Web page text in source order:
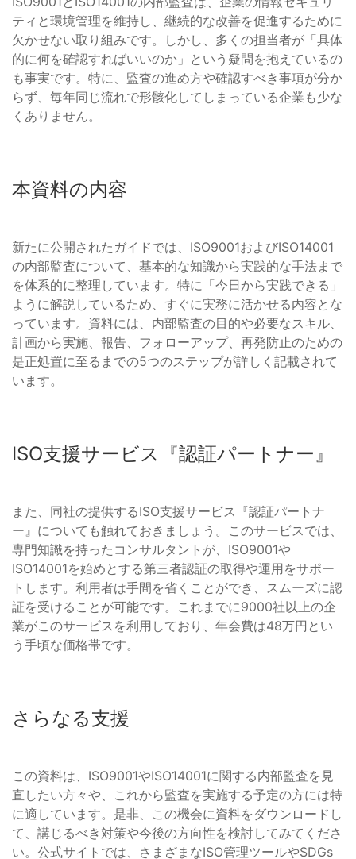
ティと環境管理を維持し、継続的な改善を促進するために
欠かせない取り組みです。しかし、多くの担当者が「具体
的に何を確認すればいいのか」という疑問を抱えているの
も事実です。特に、監査の進め方や確認すべき事項が分か
らず、毎年同じ流れで形骸化してしまっている企業も少な
くありません。
本資料の内容
新たに公開されたガイドでは、ISO9001およびISO14001
の内部監査について、基本的な知識から実践的な手法まで
を体系的に整理しています。特に「今日から実践できる」
ように解説しているため、すぐに実務に活かせる内容とな
っています。資料には、内部監査の目的や必要なスキル、
計画から実施、報告、フォローアップ、再発防止のための
是正処置に至るまでの5つのステップが詳しく記載されて
います。
ISO支援サービス『認証パートナー』
また、同社の提供するISO支援サービス『認証パートナ
ー』についても触れておきましょう。このサービスでは、
専門知識を持ったコンサルタントが、ISO9001や
ISO14001を始めとする第三者認証の取得や運用をサポー
トします。利用者は手間を省くことができ、スムーズに認
証を受けることが可能です。これまでに9000社以上の企
業がこのサービスを利用しており、年会費は48万円とい
う手頃な価格帯です。
さらなる支援
この資料は、ISO9001やISO14001に関する内部監査を見
直したい方々や、これから監査を実施する予定の方には特
に適しています。是非、この機会に資料をダウンロードし
て、講じるべき対策や今後の方向性を検討してみてくださ
い。公式サイトでは、さまざまなISO管理ツールやSDGs